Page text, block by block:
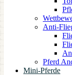
Anti-
Pferd
Mini-Pferde